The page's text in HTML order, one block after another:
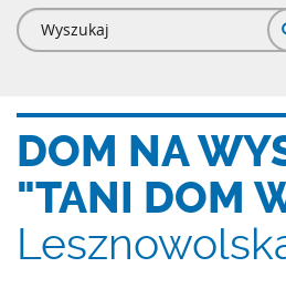
Formularz
DOM NA
"TANI DOM